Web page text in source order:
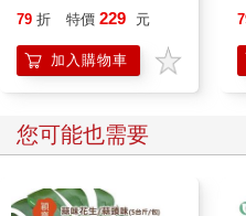
遺址，以西結正是在這裡的河岸
毫無疑問的，不僅是西臺，透
都用一個顯然是「眼睛」的形
亞細亞，同時還存在於古代希臘
古代文獻中指出，諸神不僅為
升入天國。伊南娜在描述她到
79 折 特價 229 元
加入購物車
您可能也需要